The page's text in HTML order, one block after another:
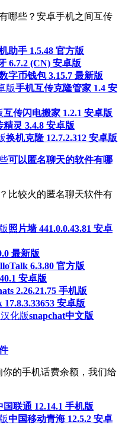
哪些？安卓手机之间互传
助手 1.5.48 官方版
6.7.2 (CN) 安卓版
字币钱包 3.15.7 最新版
手机互传克隆管家 1.4 安
互传闪电搬家 1.2.1 安卓版
精灵 3.4.8 安卓版
换机克隆 12.7.2.312 安卓版
可以匿名聊天的软件有哪
比较火的匿名聊天软件有
照片墙 441.0.0.43.81 安卓
最新版
6.3.80 官方版
安卓版
2.26.21.75 手机版
17.8.3.33653 安卓版
snapchat中文版
的手机话费余额，我们给
国联通 12.14.1 手机版
中国移动青海 12.5.2 安卓